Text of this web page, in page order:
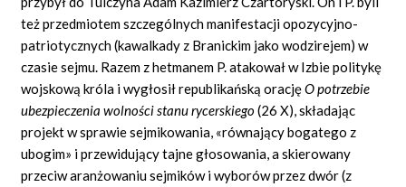
też przedmiotem szczególnych manifestacji opozycyjno-
patriotycznych (kawalkady z Branickim jako wodzirejem) w
czasie sejmu. Razem z hetmanem P. atakował w Izbie politykę
wojskową króla i wygłosił republikańską oracjęO potrzebie
ubezpieczenia wolności stanu rycerskiego(26 X), składając
projekt w sprawie sejmikowania, «równający bogatego z
ubogim» i przewidujący tajne głosowania, a skierowany
przeciw aranżowaniu sejmików i wyborów przez dwór (z